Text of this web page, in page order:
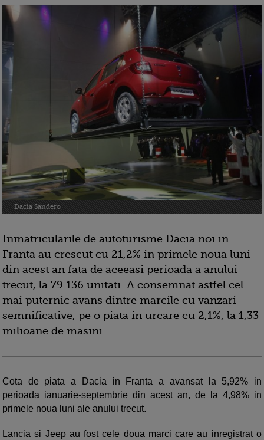
Dacia Sandero
Inmatricularile de autoturisme Dacia noi in
Franta au crescut cu 21,2% in primele noua luni
din acest an fata de aceeasi perioada a anului
trecut, la 79.136 unitati. A consemnat astfel cel
mai puternic avans dintre marcile cu vanzari
semnificative, pe o piata in urcare cu 2,1%, la 1,33
milioane de masini.
Cota de piata a Dacia in Franta a avansat la 5,92% in
perioada ianuarie-septembrie din acest an, de la 4,98% in
primele noua luni ale anului trecut.
Lancia si Jeep au fost cele doua marci care au inregistrat o